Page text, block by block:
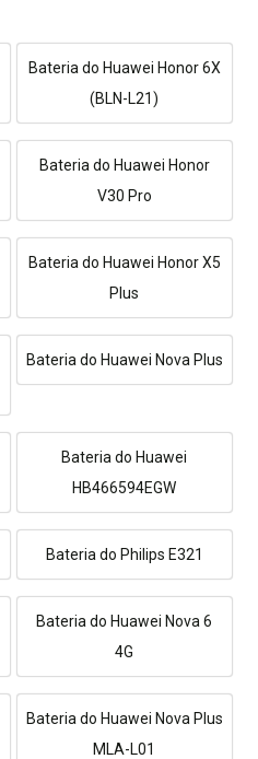
Bateria do Huawei Honor 6X
(BLN-L21)
Bateria do Huawei Honor
V30 Pro
Bateria do Huawei Honor X5
Plus
Bateria do Huawei Nova Plus
Bateria do Huawei
HB466594EGW
Bateria do Philips E321
Bateria do Huawei Nova 6
4G
Bateria do Huawei Nova Plus
MLA-L01